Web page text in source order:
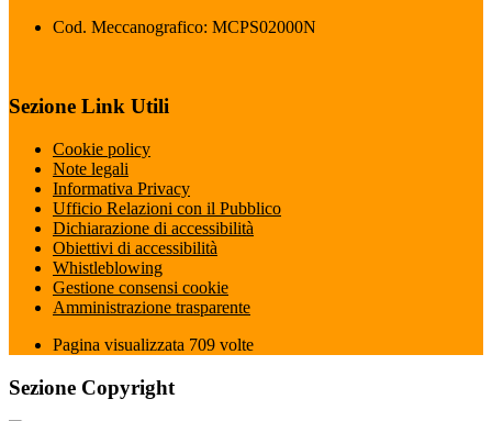
Cod. Meccanografico: MCPS02000N
Sezione Link Utili
Cookie policy
Note legali
Informativa Privacy
Ufficio Relazioni con il Pubblico
Dichiarazione di accessibilità
Obiettivi di accessibilità
Whistleblowing
Gestione consensi cookie
Amministrazione trasparente
Pagina visualizzata 709 volte
Sezione Copyright